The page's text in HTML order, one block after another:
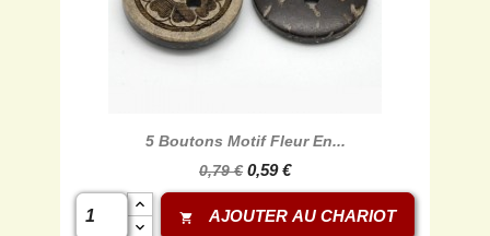
5 Boutons Motif Fleur En...
0,79 € 0,59 €
shopping_cart AJOUTER AU CHARIOT